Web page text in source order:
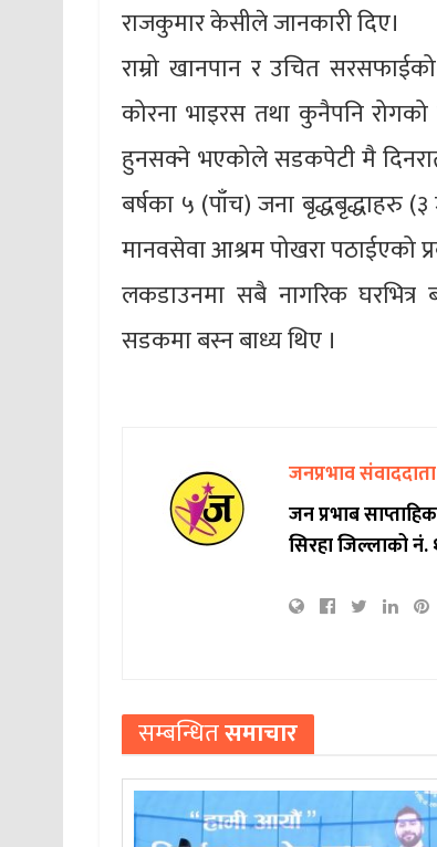
राजकुमार केसीले जानकारी दिए।
राम्रो खानपान र उचित
कोरना भाइरस तथा कुनैपनि
हुनसक्ने भएकोले सडकपेटी मै
बर्षका ५ (पाँच) जना बृद्धबृद्धाहरु
मानवसेवा आश्रम पोखरा पठाईएको
लकडाउनमा सबै नागरिक
सडकमा बस्न बाध्य थिए ।
जनप्रभाव संवाददाता
जन प्रभाब
सिरहा जिल्लाको
सम्बन्धितसमाचार